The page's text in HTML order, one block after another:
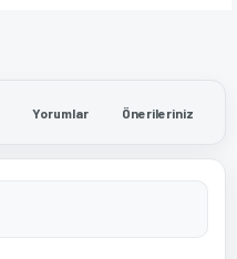
Yorumlar Önerileriniz